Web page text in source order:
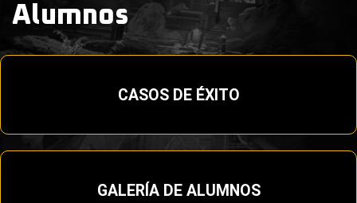
Alumnos
CASOS DE ÉXITO
GALERÍA DE ALUMNOS